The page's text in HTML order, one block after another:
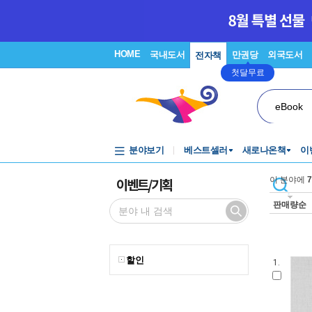
HOME 국내도서 전자책 만권당
첫달무료
외국도서
eBook
분야보기 베스트셀러 새로나온책 이
이벤트/기획
할인
이 분야에 7
판매량순
1.